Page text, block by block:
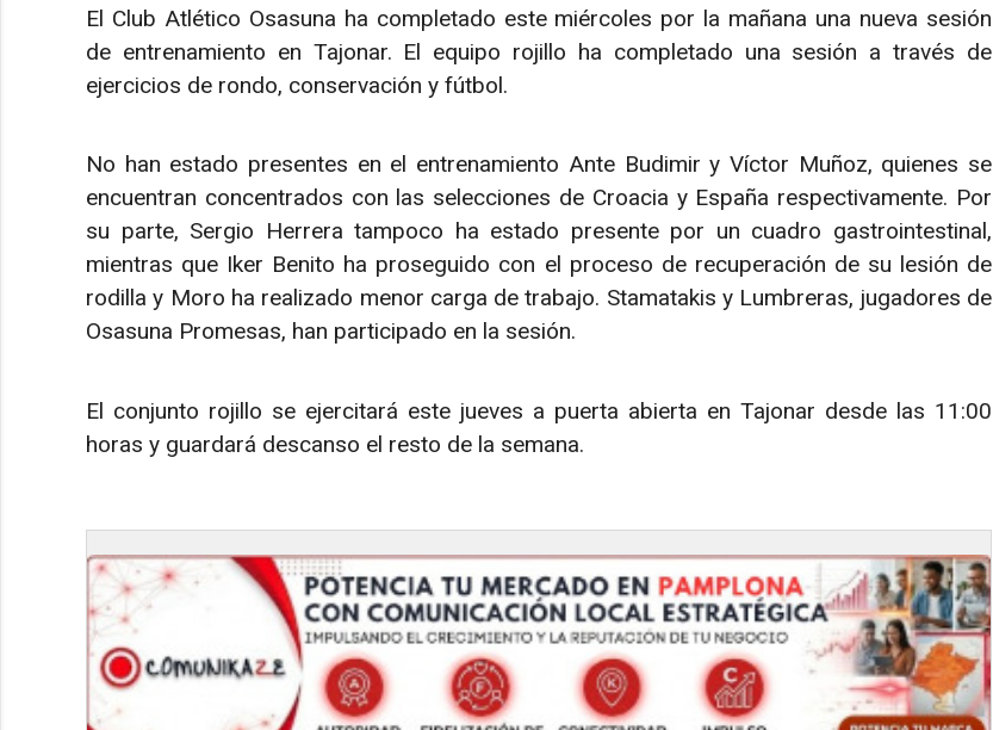
El Club Atlético Osasuna ha completado este miércoles por la mañana una nueva sesión
de entrenamiento en Tajonar. El equipo rojillo ha completado una sesión a través de
ejercicios de rondo, conservación y fútbol.
No han estado presentes en el entrenamiento Ante Budimir y Víctor Muñoz, quienes se
encuentran concentrados con las selecciones de Croacia y España respectivamente. Por
su parte, Sergio Herrera tampoco ha estado presente por un cuadro gastrointestinal,
mientras que Iker Benito ha proseguido con el proceso de recuperación de su lesión de
rodilla y Moro ha realizado menor carga de trabajo. Stamatakis y Lumbreras, jugadores de
Osasuna Promesas, han participado en la sesión.
El conjunto rojillo se ejercitará este jueves a puerta abierta en Tajonar desde las 11:00
horas y guardará descanso el resto de la semana.